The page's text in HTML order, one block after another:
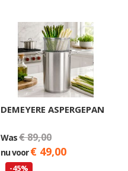
DEMEYERE ASPERGEPAN
Was€ 89,00
nu voor€ 49,00
-45%